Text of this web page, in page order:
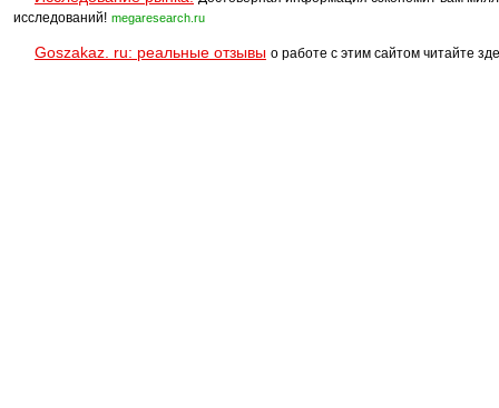
исследований! megaresearch.ru
Goszakaz. ru: реальные отзывы о работе с этим сайтом читайте